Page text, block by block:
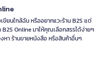
ยนใกล้ฉัน หรืออยากแวะร้าน B2S แต่
B2S Online มาให้คุณเลือกสรรได้ง่ายๆ
า ร้านขายหนังสือ หรือสินค้าอื่นๆ